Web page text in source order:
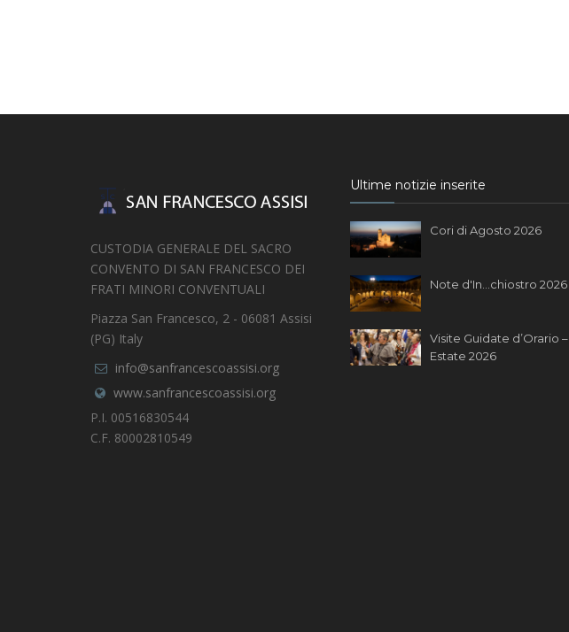
CUSTODIA GENERALE DEL SACRO
CONVENTO DI SAN FRANCESCO DEI
FRATI MINORI CONVENTUALI
Piazza San Francesco, 2 - 06081 Assisi
(PG) Italy
info@sanfrancescoassisi.org
www.sanfrancescoassisi.org
P.I. 00516830544
C.F. 80002810549
Ultime notizie inserite
Cori di Agosto 2026
Note d'In...chiostro 2026
Visite Guidate d’Orario –
Estate 2026